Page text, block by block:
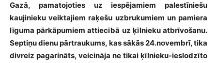
Gazā, pamatojoties uz iespējamiem palestīniešu
kaujinieku veiktajiem raķešu uzbrukumiem un pamiera
līguma pārkāpumiem attiecībā uz ķīlnieku atbrīvošanu.
Septiņu dienu pārtraukums, kas sākās 24.novembrī, tika
divreiz pagarināts, veicināja ne tikai ķīlnieku-ieslodzīto